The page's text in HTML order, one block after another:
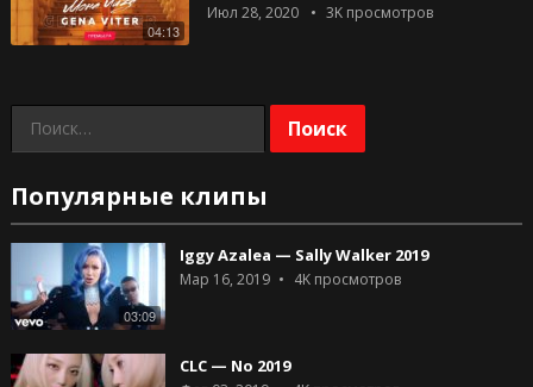
04:13
Июл 28, 2020 3Kпросмотров
Найти:
Популярные клипы
03:09
Iggy Azalea — Sally Walker 2019
Мар 16, 2019 4Kпросмотров
CLC — No 2019